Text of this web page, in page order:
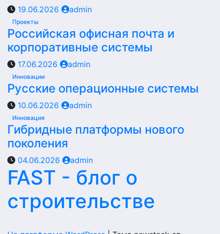
19.06.2026 admin
Проекты
Российская офисная почта и
корпоративные системы
17.06.2026 admin
Инновации
Русские операционные системы
10.06.2026 admin
Инновация
Гибридные платформы нового
поколения
04.06.2026 admin
FAST - блог о
строительстве